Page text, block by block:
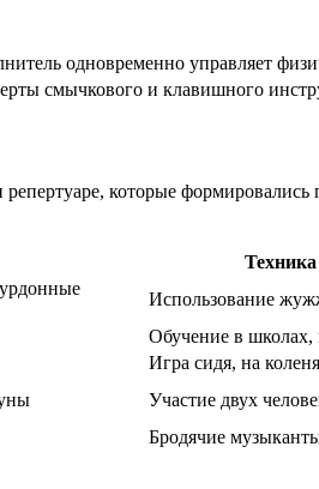
одновременно управляет
смычкового и клавишного
которые
Использование
Обучение в школах,
Игра сидя, на
Участие двух
Бродячие